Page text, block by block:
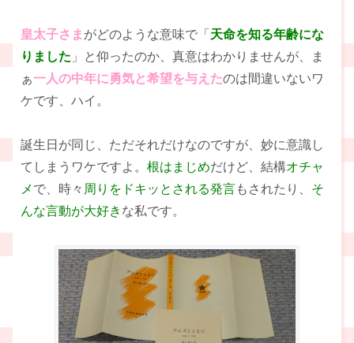
皇太子さま がどのような意味で「 天命を知る年齢にな
りました 」と仰ったのか、真意はわかりませんが、ま
ぁ一人の中年に勇気と希望を与えたのは間違いないワ
ケです、ハイ。
誕生日が同じ、ただそれだけなのですが、妙に意識し
てしまうワケですよ。 根はまじめだけど、結構オチャ
メ で、時々 周りをドキッとされる発言もされたり、 そ
んな言動が大好き な私です。